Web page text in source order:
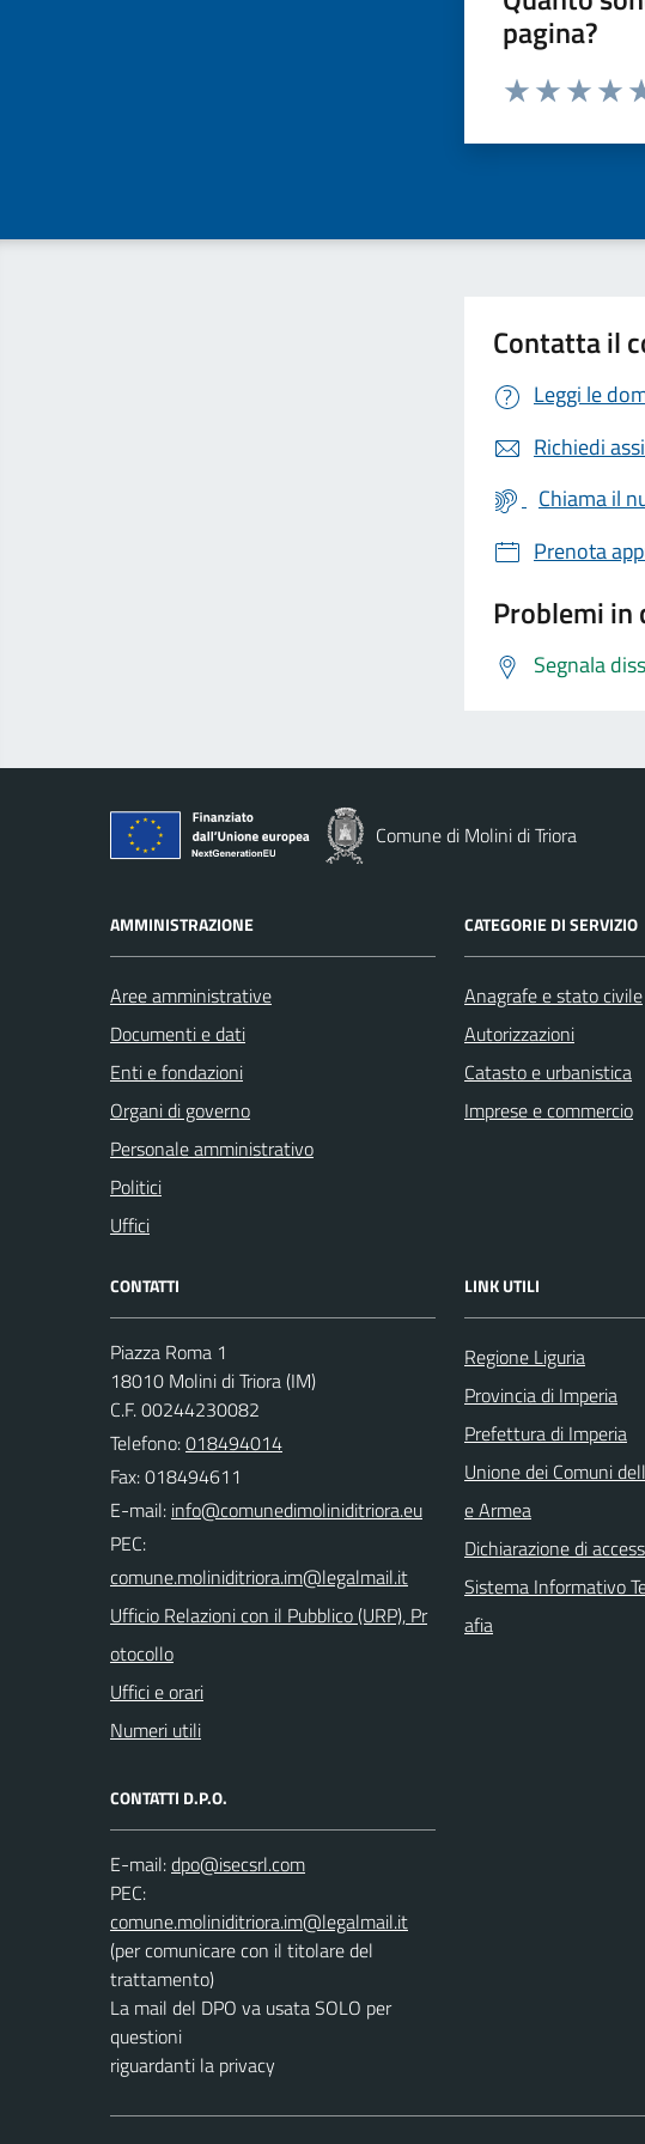
pagina?
Valuta da 1 a 5 stelle
Contatta il
Leggi le
Richiedi
Chiama il
Prenota
Problemi in
Segnala
Comune di Molini di Triora
AMMINISTRAZIONE
Aree amministrative
Documenti e dati
Enti e fondazioni
Organi di governo
Personale amministrativo
Politici
Uffici
CATEGORIE DI SERVIZIO
Anagrafe e stato civile
Autorizzazioni
Catasto e urbanistica
Imprese e commercio
CONTATTI
Piazza Roma 1
18010 Molini di Triora (IM)
C.F. 00244230082
Telefono:018494014
Fax: 018494611
E-mail:
PEC:
Ufficio Relazioni con il Pubblico (URP), Pr
otocollo
Uffici e orari
Numeri utili
CONTATTI D.P.O.
E-mail:
PEC:
(per comunicare con il titolare del
trattamento)
La mail del DPO va usata SOLO per
questioni
riguardanti la privacy
LINK UTILI
Regione Liguria
Provincia di Imperia
Prefettura di Imperia
Unione dei Comuni
e Armea
Dichiarazione di
Sistema Informativo
afia